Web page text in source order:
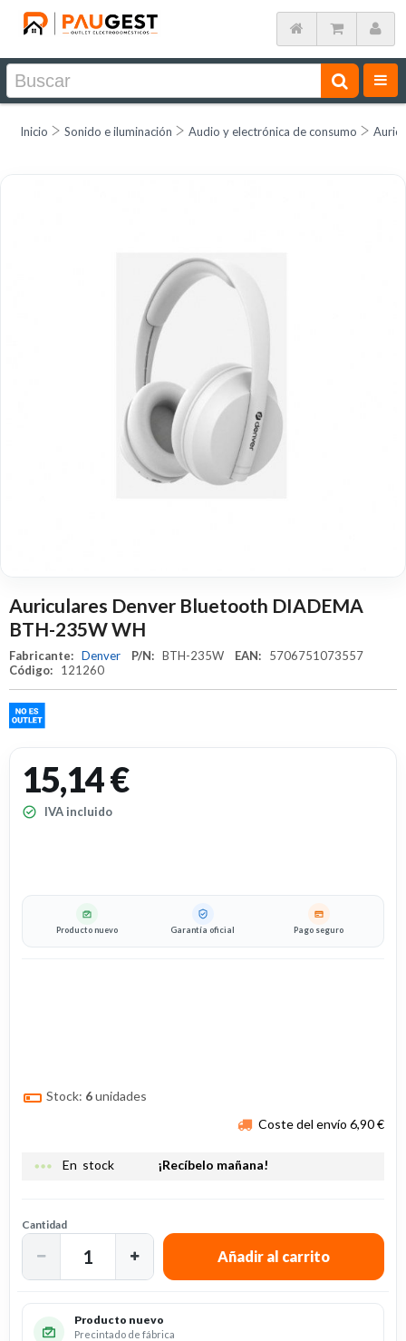
Inicio Sonido e iluminación Audio y electrónica de consumo
Auriculares Denver Bluetooth DIADEMA
BTH-235W WH
Fabricante: Denver P/N: BTH-235W EAN:
5706751073557
Código:
121260
15,14 €
IVA incluido
Producto nuevo Garantía oficial Pago seguro
Stock: 6unidades
Coste del envío 6,90 €
more_horiz En stock ¡Recíbelo mañana!
Cantidad
Producto nuevo
Precintado de fábrica